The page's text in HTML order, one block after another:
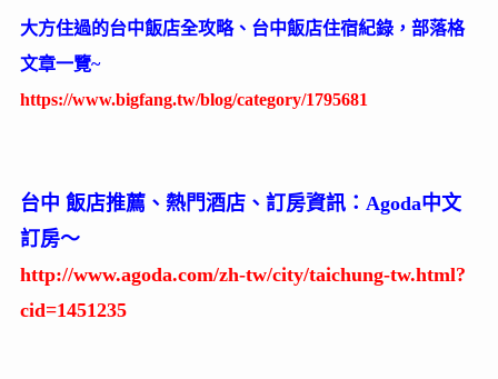
大方住過的台中飯店全攻略、台中飯店住宿紀錄，部落格
文章一覽~
https://www.bigfang.tw/blog/category/1795681
台中 飯店推薦、熱門酒店、訂房資訊：Agoda中文
訂房～
http://www.agoda.com/zh-tw/city/taichung-tw.html?
cid=1451235